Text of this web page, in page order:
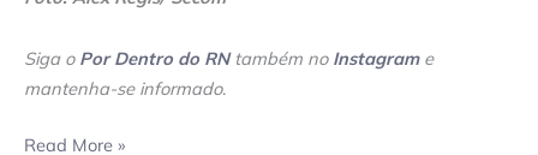
Siga o Por Dentro do RNtambém no Instagrame
mantenha-se informado.
Read More »